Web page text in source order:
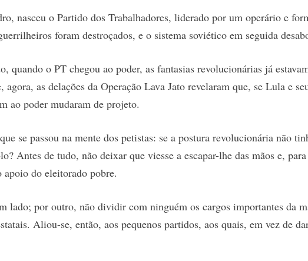
nasceu o Partido dos Trabalhadores, liderado por um operário e
foram destroçados, e o sistema soviético em seguida
quando o PT chegou ao poder, as fantasias revolucionárias já
agora, as delações da Operação Lava Jato revelaram que, se Lula e
ao poder mudaram de projeto.
se passou na mente dos petistas: se a postura revolucionária não
Antes de tudo, não deixar que viesse a escapar-lhe das mãos e,
apoio do eleitorado pobre.
lado; por outro, não dividir com ninguém os cargos importantes da
Aliou-se, então, aos pequenos partidos, aos quais, em vez de